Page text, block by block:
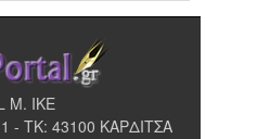
Μ. ΙΚΕ
- ΤΚ: 43100 ΚΑΡΔΙΤΣΑ